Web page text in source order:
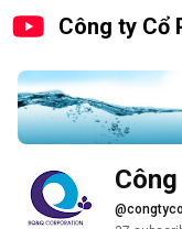
Công ty Cổ